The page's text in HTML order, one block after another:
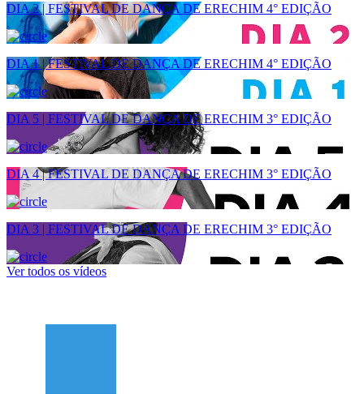
DIA 2 | FESTIVAL DE DANÇA DE ERECHIM 4° EDIÇÃO
DIA 1 | FESTIVAL DE DANÇA DE ERECHIM 4° EDIÇÃO
DIA 5 | FESTIVAL DE DANÇA DE ERECHIM 3° EDIÇÃO
DIA 4 | FESTIVAL DE DANÇA DE ERECHIM 3° EDIÇÃO
DIA 3 | FESTIVAL DE DANÇA DE ERECHIM 3° EDIÇÃO
Ver todos os vídeos